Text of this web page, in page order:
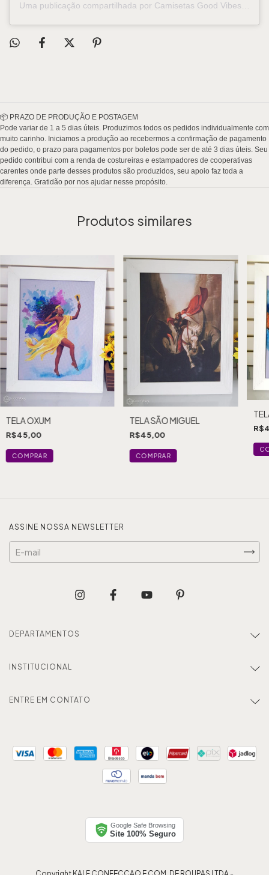
Uma publicação compartilhada por Camisetas Good Vibes (@goodvibescamiseteria)
Produtos similares
TELA OXUM
R$45,00
TELA SÃO MIGUEL
R$45,00
ASSINE NOSSA NEWSLETTER
DEPARTAMENTOS
INSTITUCIONAL
ENTRE EM CONTATO
Google Safe Browsing
Site 100% Seguro